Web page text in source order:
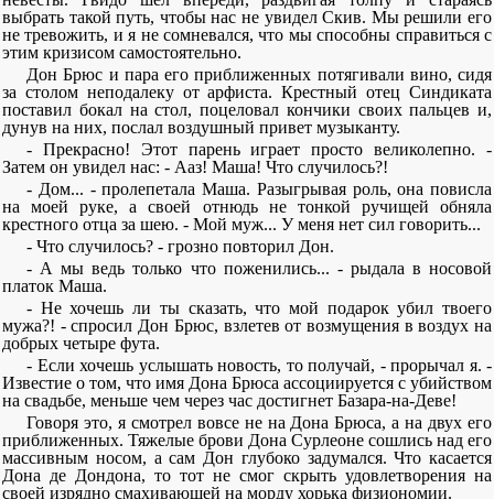
выбрать такой путь, чтобы нас не увидел Скив. Мы решили его
не тревожить, и я не сомневался, что мы способны справиться с
этим кризисом самостоятельно.
Дон Брюс и пара его приближенных потягивали вино, сидя
за столом неподалеку от арфиста. Крестный отец Синдиката
поставил бокал на стол, поцеловал кончики своих пальцев и,
дунув на них, послал воздушный привет музыканту.
- Прекрасно! Этот парень играет просто великолепно. -
Затем он увидел нас: - Ааз! Маша! Что случилось?!
- Дом... - пролепетала Маша. Разыгрывая роль, она повисла
на моей руке, а своей отнюдь не тонкой ручищей обняла
крестного отца за шею. - Мой муж... У меня нет сил говорить...
- Что случилось? - грозно повторил Дон.
- А мы ведь только что поженились... - рыдала в носовой
платок Маша.
- Не хочешь ли ты сказать, что мой подарок убил твоего
мужа?! - спросил Дон Брюс, взлетев от возмущения в воздух на
добрых четыре фута.
- Если хочешь услышать новость, то получай, - прорычал я. -
Известие о том, что имя Дона Брюса ассоциируется с убийством
на свадьбе, меньше чем через час достигнет Базара-на-Деве!
Говоря это, я смотрел вовсе не на Дона Брюса, а на двух его
приближенных. Тяжелые брови Дона Сурлеоне сошлись над его
массивным носом, а сам Дон глубоко задумался. Что касается
Дона де Дондона, то тот не смог скрыть удовлетворения на
своей изрядно смахивающей на морду хорька физиономии.